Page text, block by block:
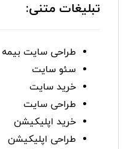
تبلیغات متنی:
طراحی سایت بیمه
سئو سایت
خرید سایت
طراحی سایت
خرید اپلیکیشن
طراحی اپلیکیشن